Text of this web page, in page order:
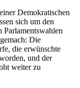
Demokratischen
sich um den
Parlamentswahlen
Die
die erwünschte
und der
weiter zu